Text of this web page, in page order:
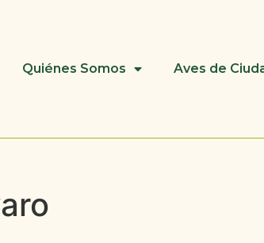
Quiénes Somos Aves de